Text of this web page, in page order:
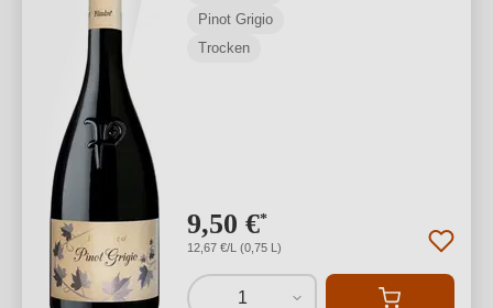
Pinot Grigio
Trocken
9,50 €*
12,67 €/L (0,75 L)
1